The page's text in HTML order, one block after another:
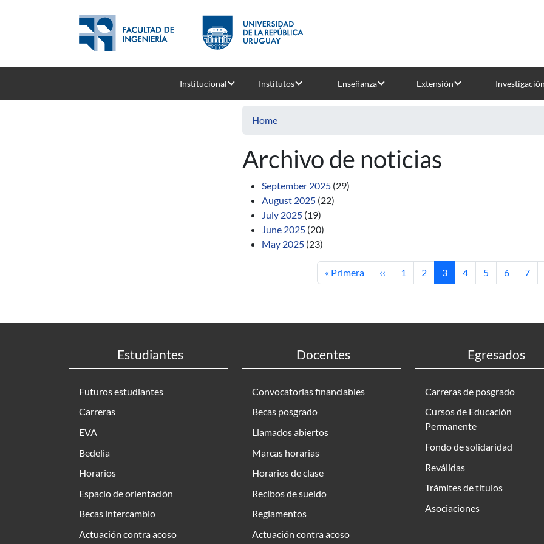
Institucional Institutos Enseñanza Extensión Investigación
Home
Archivo de noticias
September 2025 (29)
August 2025 (22)
July 2025 (19)
June 2025 (20)
May 2025 (23)
First page
« Primera Previous page
‹‹ Page
1 Page
2 Current page
3 Page
4 Page
5 Page
6 Page
7
Estudiantes
Futuros estudiantes
Carreras
EVA
Bedelia
Horarios
Espacio de orientación
Becas intercambio
Actuación contra acoso
Docentes
Convocatorias financiables
Becas posgrado
Llamados abiertos
Marcas horarias
Horarios de clase
Recibos de sueldo
Reglamentos
Actuación contra acoso
Egresados
Carreras de posgrado
Cursos de Educación
Permanente
Fondo de solidaridad
Reválidas
Trámites de títulos
Asociaciones